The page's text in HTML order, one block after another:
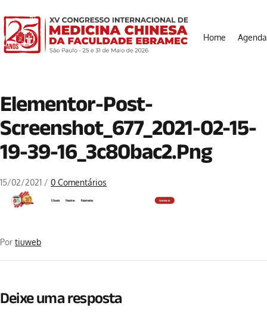
Home Agenda
Elementor-Post-
Screenshot_677_2021-02-15-
19-39-16_3c80bac2.png
15/02/2021 / 0 Comentários
Por tiuweb
Deixe uma resposta